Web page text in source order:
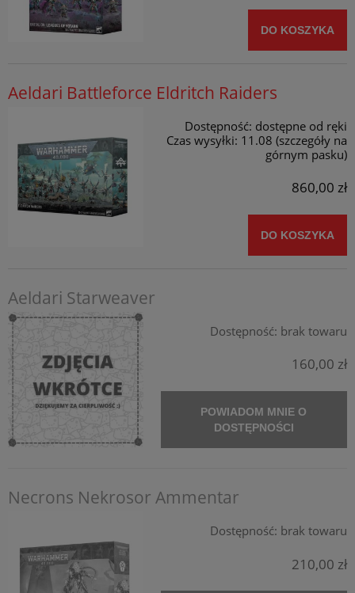
DO KOSZYKA
Aeldari Battleforce Eldritch Raiders
Dostępność: dostępne od ręki
Czas wysyłki: 11.08 (szczegóły na
górnym pasku)
860,00 zł
DO KOSZYKA
Aeldari Starweaver
Dostępność: brak towaru
160,00 zł
POWIADOM MNIE O
DOSTĘPNOŚCI
Necrons Nekrosor Ammentar
Dostępność: brak towaru
210,00 zł